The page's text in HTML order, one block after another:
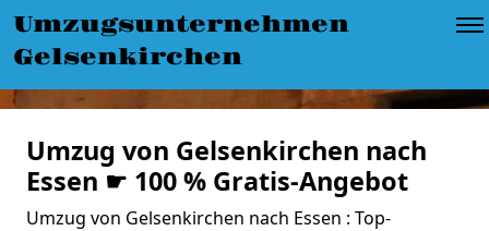
Umzugsunternehmen
Gelsenkirchen
Umzug von Gelsenkirchen nach
Essen ☛ 100 % Gratis-Angebot
Umzug von Gelsenkirchen nach Essen : Top-